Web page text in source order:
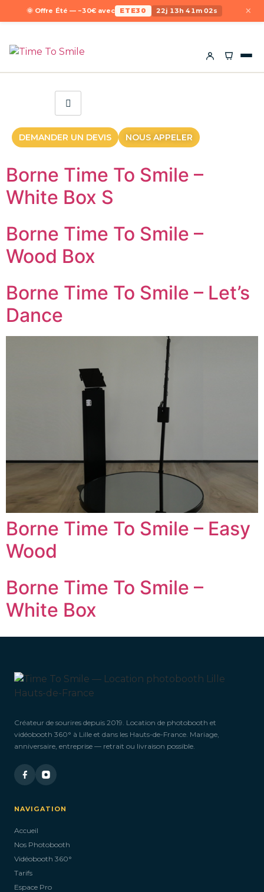
🌞 Offre Été — −30€ avec ETE30 22j 13h 41m 02s ×
DEMANDER UN DEVIS NOUS APPELER
Borne Time To Smile –
White Box S
Borne Time To Smile –
Wood Box
Borne Time To Smile – Let’s
Dance
Borne Time To Smile – Easy
Wood
Borne Time To Smile –
White Box
Créateur de sourires depuis 2019. Location de photobooth et
vidéobooth 360° à Lille et dans les Hauts-de-France. Mariage,
anniversaire, entreprise — retrait ou livraison possible.
NAVIGATION
Accueil
Nos Photobooth
Vidéobooth 360°
Tarifs
Espace Pro